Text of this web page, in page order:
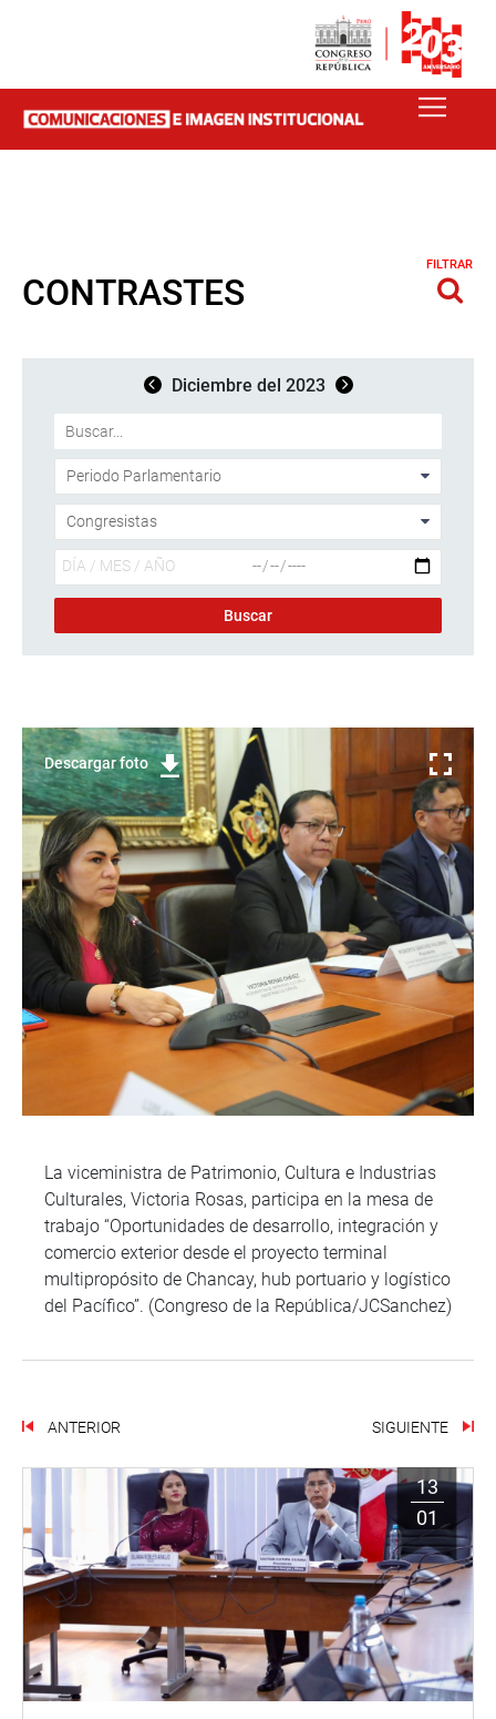
CONTRASTES
FILTRAR
Diciembre del 2023
Descargar foto
La viceministra de Patrimonio, Cultura e Industrias
Culturales, Victoria Rosas, participa en la mesa de
trabajo “Oportunidades de desarrollo, integración y
comercio exterior desde el proyecto terminal
multipropósito de Chancay, hub portuario y logístico
del Pacífico”. (Congreso de la República/JCSanchez)
ANTERIOR SIGUIENTE
13
01